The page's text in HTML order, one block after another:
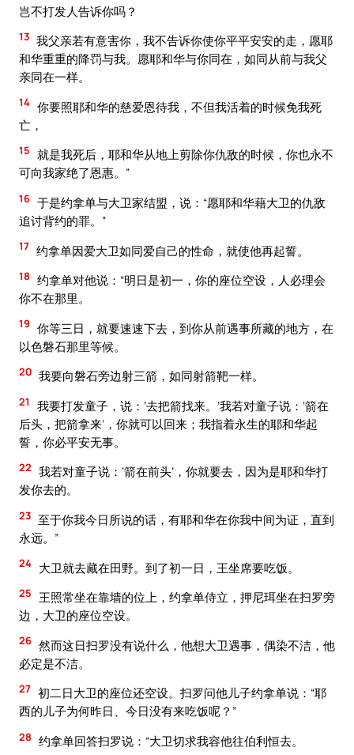
岂不打发人告诉你吗？
13 我父亲若有意害你，我不告诉你使你平平安安的走，愿耶
和华重重的降罚与我。愿耶和华与你同在，如同从前与我父
亲同在一样。
14 你要照耶和华的慈爱恩待我，不但我活着的时候免我死
亡，
15 就是我死后，耶和华从地上剪除你仇敌的时候，你也永不
可向我家绝了恩惠。”
16 于是约拿单与大卫家结盟，说：“愿耶和华藉大卫的仇敌
追讨背约的罪。”
17 约拿单因爱大卫如同爱自己的性命，就使他再起誓。
18 约拿单对他说：“明日是初一，你的座位空设，人必理会
你不在那里。
19 你等三日，就要速速下去，到你从前遇事所藏的地方，在
以色磐石那里等候。
20 我要向磐石旁边射三箭，如同射箭靶一样。
21
我要打发童子，说：‘去把箭找来。’我若对童子说：‘箭在
后头，把箭拿来’，你就可以回来；我指着永生的耶和华起
誓，你必平安无事。
22 我若对童子说：‘箭在前头’，你就要去，因为是耶和华打
发你去的。
23 至于你我今日所说的话，有耶和华在你我中间为证，直到
永远。”
24 大卫就去藏在田野。到了初一日，王坐席要吃饭。
25 王照常坐在靠墙的位上，约拿单侍立，押尼珥坐在扫罗旁
边，大卫的座位空设。
26 然而这日扫罗没有说什么，他想大卫遇事，偶染不洁，他
必定是不洁。
27 初二日大卫的座位还空设。扫罗问他儿子约拿单说：“耶
西的儿子为何昨日、今日没有来吃饭呢？”
28 约拿单回答扫罗说：“大卫切求我容他往伯利恒去。